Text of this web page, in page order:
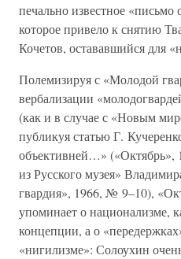
печально известное
которое привело к снятию
Кочетов, остававшийся для
Полемизируя с «Молодой
вербализации
(как и в случае с «Новым
публикуя статью Г.
объективней…»
из Русского музея»
гвардия», 1966, № 9–10),
упоминает о национализме,
концепции, а о
«нигилизме»: Солоухин